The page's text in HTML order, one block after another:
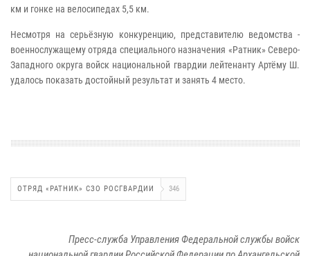
км и гонке на велосипедах 5,5 км.
Несмотря на серьёзную конкуренцию, представителю ведомства -
военнослужащему отряда специального назначения «Ратник» Северо-
Западного округа войск национальной гвардии лейтенанту Артёму Ш.
удалось показать достойный результат и занять 4 место.
ОТРЯД «РАТНИК» СЗО РОСГВАРДИИ 346
Пресс-служба Управления Федеральной службы войск